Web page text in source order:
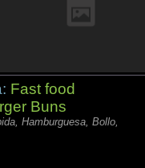
Fast food
Buns
Hamburguesa, Bollo,